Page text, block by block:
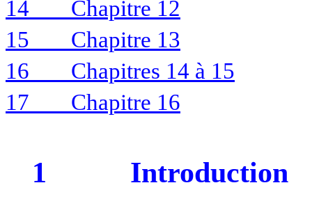
14
Chapitre 12
15
Chapitre 13
16
Chapitres 14 à 15
17
Chapitre 16
1 Introduction